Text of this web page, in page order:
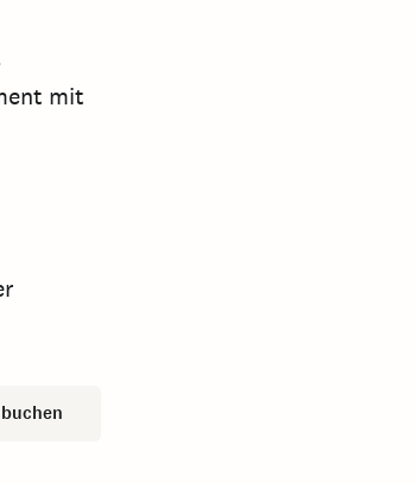
mit